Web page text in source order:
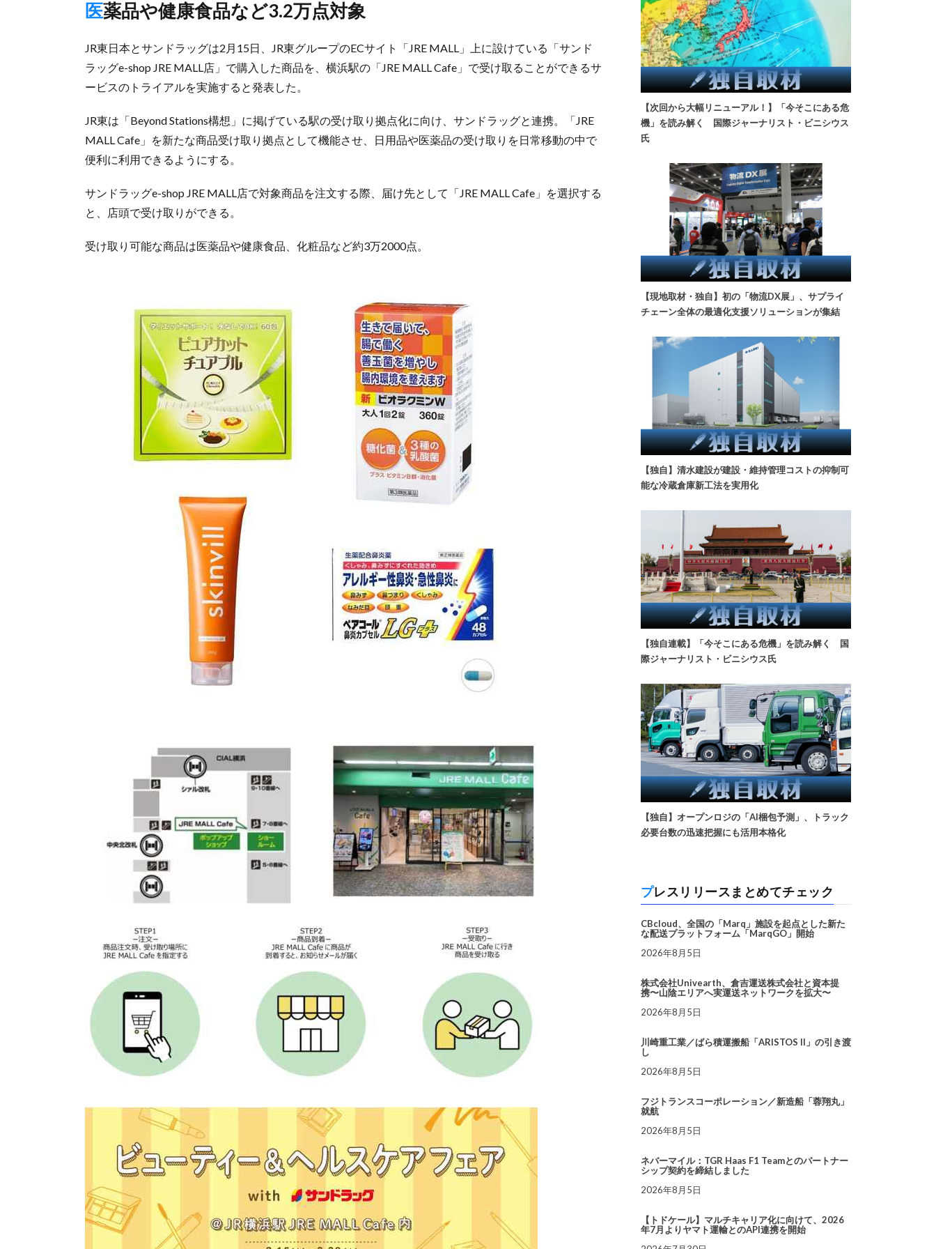
医薬品や健康食品など3.2万点対象
JR東日本とサンドラッグは2月15日、JR東グループのECサイト「JRE MALL」上に設けている「サンド
ラッグe-shop JRE MALL店」で購入した商品を、横浜駅の「JRE MALL Cafe」で受け取ることができるサ
ービスのトライアルを実施すると発表した。
JR東は「Beyond Stations構想」に掲げている駅の受け取り拠点化に向け、サンドラッグと連携。「JRE
MALL Cafe」を新たな商品受け取り拠点として機能させ、日用品や医薬品の受け取りを日常移動の中で
便利に利用できるようにする。
サンドラッグe-shop JRE MALL店で対象商品を注文する際、届け先として「JRE MALL Cafe」を選択する
と、店頭で受け取りができる。
受け取り可能な商品は医薬品や健康食品、化粧品など約3万2000点。
【次回から大幅リニューアル！】「今そこにある危
機」を読み解く 国際ジャーナリスト・ビニシウス
氏
【現地取材・独自】初の「物流DX展」、サプライ
チェーン全体の最適化支援ソリューションが集結
【独自】清水建設が建設・維持管理コストの抑制可
能な冷蔵倉庫新工法を実用化
【独自連載】「今そこにある危機」を読み解く 国
際ジャーナリスト・ビニシウス氏
【独自】オープンロジの「AI梱包予測」、トラック
必要台数の迅速把握にも活用本格化
プレスリリースまとめてチェック
CBcloud、全国の「Marq」施設を起点とした新た
な配送プラットフォーム「MarqGO」開始
2026年8月5日
株式会社Univearth、倉吉運送株式会社と資本提
携〜山陰エリアへ実運送ネットワークを拡大〜
2026年8月5日
川崎重工業／ばら積運搬船「ARISTOS II」の引き渡
し
2026年8月5日
フジトランスコーポレーション／新造船「蓉翔丸」
就航
2026年8月5日
ネバーマイル：TGR Haas F1 Teamとのパートナー
シップ契約を締結しました
2026年8月5日
【トドケール】マルチキャリア化に向けて、2026
年7月よりヤマト運輸とのAPI連携を開始